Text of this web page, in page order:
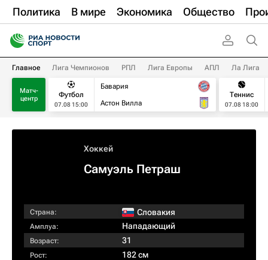
Политика В мире Экономика Общество
Главное Лига Чемпионов РПЛ Лига Европы АПЛ Ла Лига
Матч-
центр
Футбол
07.08 15:00
Бавария
Астон Вилла
Теннис
07.08 18:00
Хоккей
Самуэль Петраш
Страна: Словакия
Амплуа: Нападающий
Возраст: 31
Рост: 182 см